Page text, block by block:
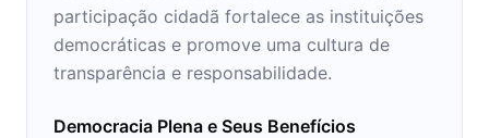
participação cidadã fortalece as instituições
democráticas e promove uma cultura de
transparência e responsabilidade.
Democracia Plena e Seus Benefícios